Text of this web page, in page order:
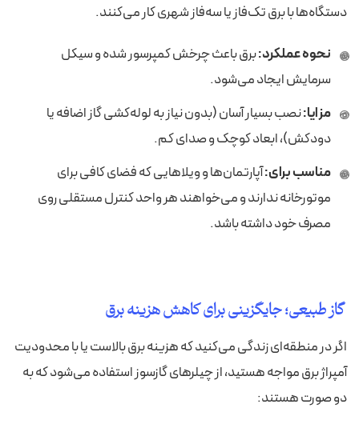
دستگاه‌ها با برق تک‌فاز یا سه‌فاز شهری کار می‌کنند.
نحوه عملکرد:برق باعث چرخش کمپرسور شده و سیکل
سرمایش ایجاد می‌شود.
مزایا:نصب بسیار آسان (بدون نیاز به لوله‌کشی گاز اضافه یا
دودکش)، ابعاد کوچک و صدای کم.
مناسب برای:آپارتمان‌ها و ویلاهایی که فضای کافی برای
موتورخانه ندارند و می‌خواهند هر واحد کنترل مستقلی روی
مصرف خود داشته باشد.
گاز طبیعی؛ جایگزینی برای کاهش هزینه برق
اگر در منطقه‌ای زندگی می‌کنید که هزینه برق بالاست یا با محدودیت
آمپراژ برق مواجه هستید، از چیلرهای گازسوز استفاده می‌شود که به
دو صورت هستند: